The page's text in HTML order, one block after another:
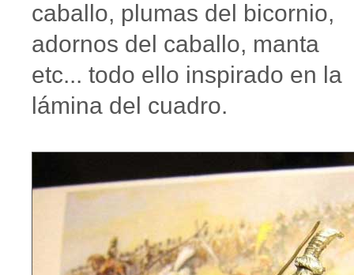
caballo, plumas del bicornio,
adornos del caballo, manta
etc... todo ello inspirado en la
lámina del cuadro.